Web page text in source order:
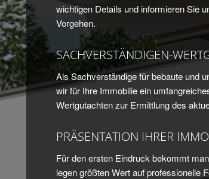
wichtigen Details und informieren Sie
Vorgehen.
SACHVERSTÄNDIGEN-
Als Sachverständige für bebaute und
wir für Ihre Immobilie ein
Wertgutachten zur Ermittlung des
PRÄSENTATION IHRER
Für den ersten Eindruck bekommt
legen größten Wert auf professionelle